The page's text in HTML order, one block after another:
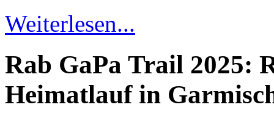
Weiterlesen...
Rab GaPa Trail 2025:
Heimatlauf in